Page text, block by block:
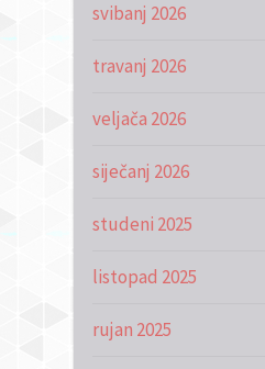
svibanj 2026
travanj 2026
veljača 2026
siječanj 2026
studeni 2025
listopad 2025
rujan 2025